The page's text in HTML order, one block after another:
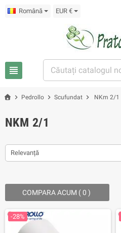
Română EUR €
view_headline
chevron_right Pedrollo chevron_right Scufundat chevron_right NKm 2/1
NKM 2/1
Relevanță
COMPARA ACUM (0) ‎
-28%